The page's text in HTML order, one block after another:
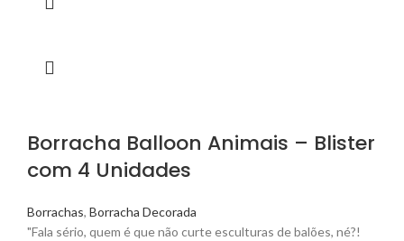
Borracha Balloon Animais – Blister
com 4 Unidades
Borrachas, Borracha Decorada
"Fala sério, quem é que não curte esculturas de balões, né?!